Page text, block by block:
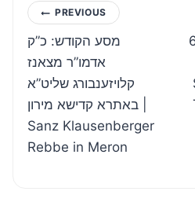
Post
navigation
PREVIOUS
מסע הקודש: כ”ק
אדמו”ר מצאנז
קלויזענבורג שליט”א
באתרא קדישא מירון |
Sanz Klausenberger
Rebbe in Meron